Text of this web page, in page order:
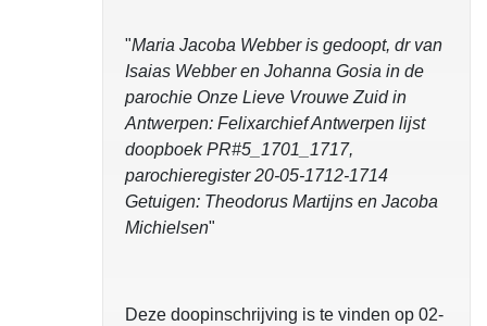
"Maria Jacoba Webber is gedoopt, dr van
Isaias Webber en Johanna Gosia in de
parochie Onze Lieve Vrouwe Zuid in
Antwerpen: Felixarchief Antwerpen lijst
doopboek PR#5_1701_1717,
parochieregister 20-05-1712-1714
Getuigen: Theodorus Martijns en Jacoba
Michielsen"
Deze doopinschrijving is te vinden op 02-